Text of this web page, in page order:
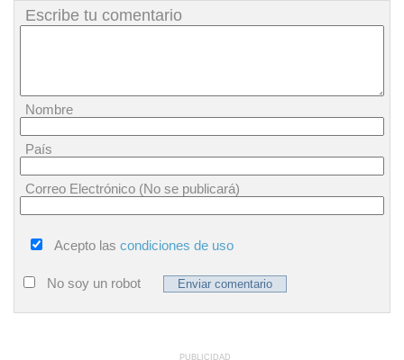
Escribe tu comentario
Nombre
País
Correo Electrónico (No se publicará)
Acepto las condiciones de uso
No soy un robot
PUBLICIDAD